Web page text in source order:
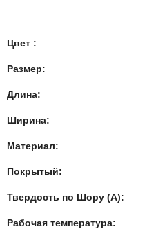
Цвет :
Размер:
Длина:
Ширина:
Материал:
Покрытый:
Твердость по Шору (А):
Рабочая температура: